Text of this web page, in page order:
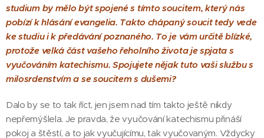
studium by mělo být spojené s tímto soucitem, který nás
pobízí k hlásání evangelia. Takto chápaný soucit tedy vede
ke studiu i k předávání poznaného. To je vám určitě blízké,
protože velká část vašeho řeholního života je spjata s
vyučováním katechismu. Spojujete nějak tuto vaši službu s
milosrdenstvím a se soucitem s dušemi?
Dalo by se to tak říct, jen jsem nad tím takto ještě nikdy
nepřemýšlela. Je pravda, že vyučování katechismu přináší
pokoj a štěstí, a to jak vyučujícímu, tak vyučovaným. Vždycky